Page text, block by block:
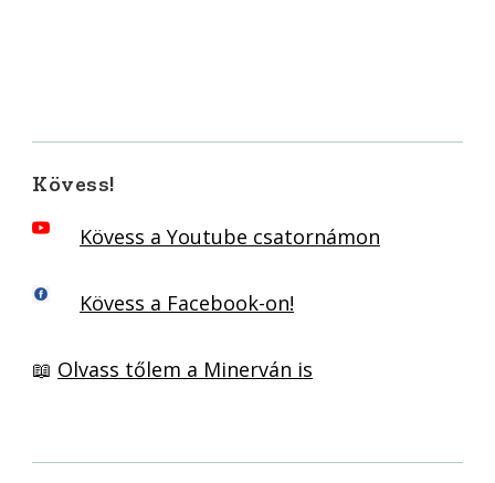
Kövess!
Kövess a Youtube csatornámon
Kövess a Facebook-on!
📖 Olvass tőlem a Minerván is